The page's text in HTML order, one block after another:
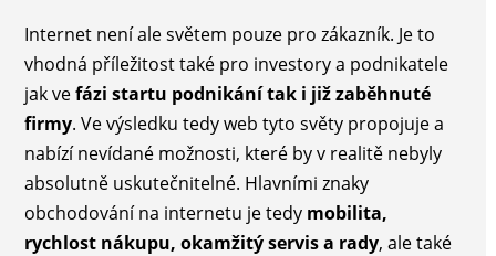
Internet není ale světem pouze pro zákazník. Je to
vhodná příležitost také pro investory a podnikatele
jak vefázi startu podnikání tak i již zaběhnuté
firmy. Ve výsledku tedy web tyto světy propojuje a
nabízí nevídané možnosti, které by v realitě nebyly
absolutně uskutečnitelné. Hlavními znaky
obchodování na internetu je tedy mobilita,
rychlost nákupu, okamžitý servis a rady, ale také